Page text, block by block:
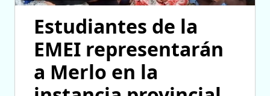
Estudiantes de la
EMEI representarán
a Merlo en la